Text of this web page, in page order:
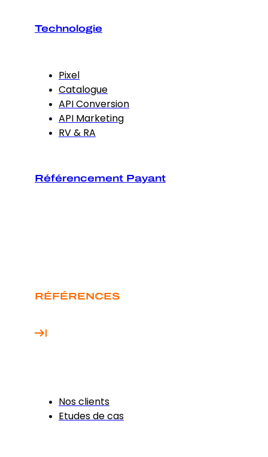
Technologie
Pixel
Catalogue
API Conversion
API Marketing
RV & RA
Référencement Payant
RÉFÉRENCES
Nos clients
Etudes de cas